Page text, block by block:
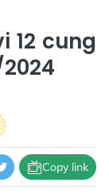
12 cung
Copy link